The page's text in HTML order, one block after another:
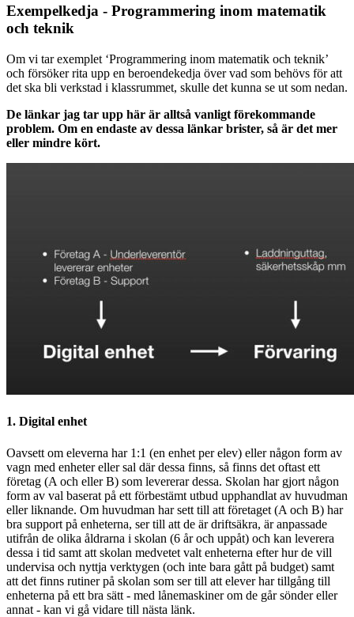
Exempelkedja - Programmering inom matematik
och teknik
Om vi tar exemplet ‘Programmering inom matematik och teknik’
och försöker rita upp en beroendekedja över vad som behövs för att
det ska bli verkstad i klassrummet, skulle det kunna se ut som nedan.
De länkar jag tar upp här är alltså vanligt förekommande
problem. Om en endaste av dessa länkar brister, så är det mer
eller mindre kört.
1. Digital enhet
Oavsett om eleverna har 1:1 (en enhet per elev) eller någon form av
vagn med enheter eller sal där dessa finns, så finns det oftast ett
företag (A och eller B) som levererar dessa. Skolan har gjort någon
form av val baserat på ett förbestämt utbud upphandlat av huvudman
eller liknande. Om huvudman har sett till att företaget (A och B) har
bra support på enheterna, ser till att de är driftsäkra, är anpassade
utifrån de olika åldrarna i skolan (6 år och uppåt) och kan leverera
dessa i tid samt att skolan medvetet valt enheterna efter hur de vill
undervisa och nyttja verktygen (och inte bara gått på budget) samt
att det finns rutiner på skolan som ser till att elever har tillgång till
enheterna på ett bra sätt - med lånemaskiner om de går sönder eller
annat - kan vi gå vidare till nästa länk.